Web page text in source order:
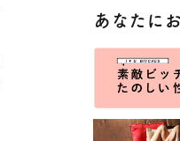
あなたに